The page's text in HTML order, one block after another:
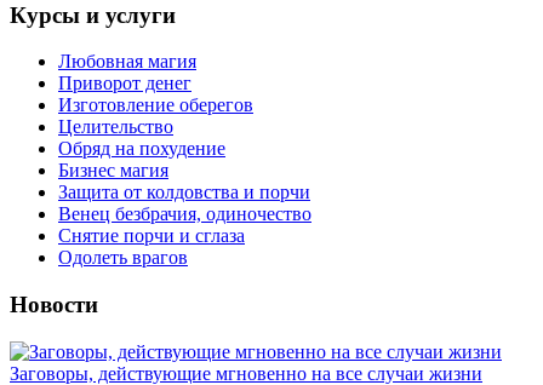
Курсы и услуги
Любовная магия
Приворот денег
Изготовление оберегов
Целительство
Обряд на похудение
Бизнес магия
Защита от колдовства и порчи
Венец безбрачия, одиночество
Снятие порчи и сглаза
Одолеть врагов
Новости
Заговоры, действующие мгновенно на все случаи жизни